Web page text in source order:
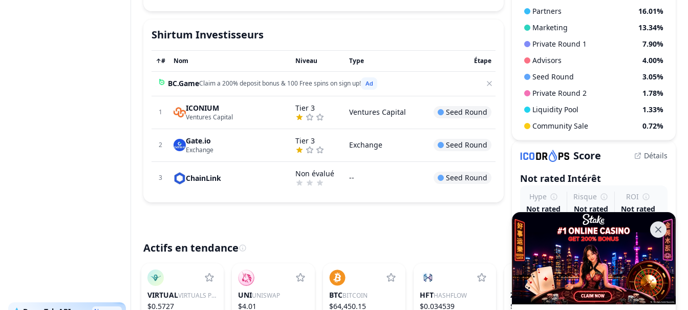
Partners
16.01%
Marketing
13.34%
Private Round 1
7.90%
Advisors
4.00%
Seed Round
3.05%
Private Round 2
1.78%
Liquidity Pool
1.33%
Community Sale
0.72%
Score Détails
Not rated Intérêt
Hype
Not rated
Risque
Not rated
ROI
Not rated
Shirtum Investisseurs
↑# Nom Niveau Type Étape
BC.GameClaim a 200% deposit bonus & 100 Free spins on sign up!
1 ICONIUM
Ventures Capital
Tier 3 Ventures Capital Seed Round
2 Gate.io
Exchange
Tier 3 Exchange Seed Round
3 ChainLink Non évalué -- Seed Round
Actifs en tendance
VIRTUAL VIRTUALS PROTOCOL
$0.5727
UNIUNISWAP
$4.01
BTCBITCOIN
$64,450.15
HFTHASHFLOW
$0.034539
ZKZKSYNC
$0.00806